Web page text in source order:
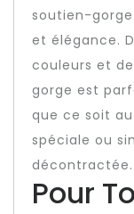
soutien-
et élégance.
couleurs et
gorge est
que ce soit
spéciale ou
décontractée.
Pour